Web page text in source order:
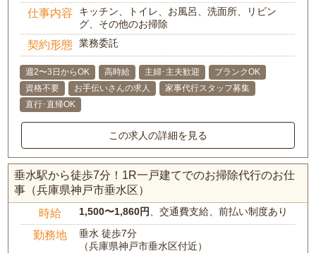
仕事内容
キッチン、トイレ、お風呂、洗面所、リビン
グ、その他のお掃除
契約形態 業務委託
週2〜3日からOK 高時給 主婦･主夫歓迎
ブランクOK
資格不要
お手伝いさんの求人
家事代行スタッフ募集
直行･直帰OK
この求人の詳細を見る
垂水駅から徒歩7分！1R一戸建てでのお掃除代行のお仕
事（兵庫県神戸市垂水区）
時給 1,500〜1,860円、交通費支給、前払い制度あり
勤務地
垂水 徒歩7分
（兵庫県神戸市垂水区付近）